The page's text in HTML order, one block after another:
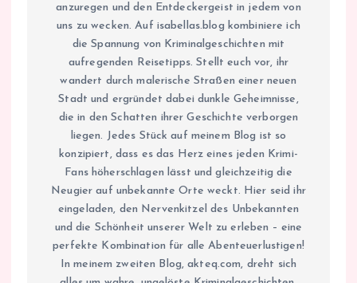
anzuregen und den Entdeckergeist in jedem von
uns zu wecken. Auf isabellas.blog kombiniere ich
die Spannung von Kriminalgeschichten mit
aufregenden Reisetipps. Stellt euch vor, ihr
wandert durch malerische Straßen einer neuen
Stadt und ergründet dabei dunkle Geheimnisse,
die in den Schatten ihrer Geschichte verborgen
liegen. Jedes Stück auf meinem Blog ist so
konzipiert, dass es das Herz eines jeden Krimi-
Fans höherschlagen lässt und gleichzeitig die
Neugier auf unbekannte Orte weckt. Hier seid ihr
eingeladen, den Nervenkitzel des Unbekannten
und die Schönheit unserer Welt zu erleben – eine
perfekte Kombination für alle Abenteuerlustigen!
In meinem zweiten Blog, akteq.com, dreht sich